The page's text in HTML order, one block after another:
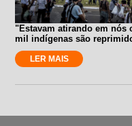
"Estavam atirando em nós
mil indígenas são
LER MAIS